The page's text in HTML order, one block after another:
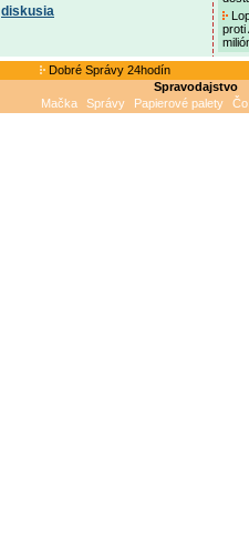
diskusia
proti
Dobré Správy 24hodín
Spravodajstvo
Mačka
Správy Papierové palety